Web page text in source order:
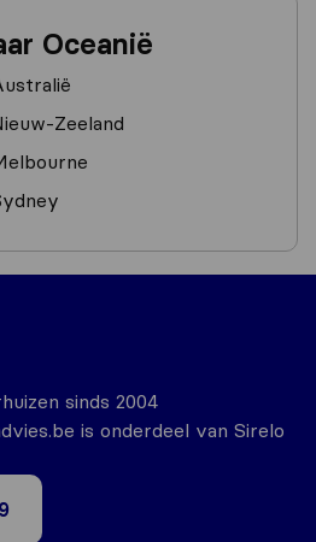
Oceanië
Zeeland
sinds 2004
is onderdeel van Sirelo